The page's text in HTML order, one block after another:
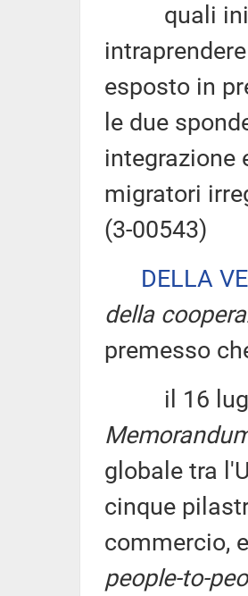
quali
esposto in
le due
integrazione
migratori
(3-00543)
DELLA
della
premesso
il 16 luglio
globale tra
cinque
commercio,
people-to-